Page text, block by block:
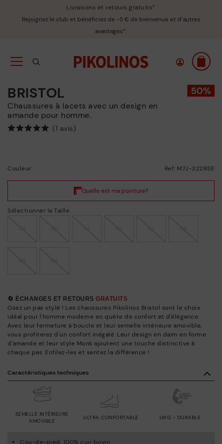
Livraisons et retours gratuits*
Rejoignez le club et bénéficiez de -5 € de bienvenue et d’autres
avantages*.
BRISTOL
Chaussures à lacets avec un design en
amande pour homme.
(1 avis)
Couleur: Ref: M7J-3229SE
Sélectionner la Taille
🔄 ÉCHANGES ET RETOURS GRATUITS
Osez un pas stylé ! Les chaussures Pikolinos Bristol sont le choix
idéal pour l'homme moderne en quête de confort et d'élégance.
Avec leur fermeture à boucle et leur semelle intérieure amovible,
vous profiterez d'un confort inégalé. Leur design en daim en forme
d'amande et leur style Monk ajoutent une touche distinctive à
chaque pas. Enfilez-les et sentez la différence !
Caractéristiques techniques
SEMELLE INTÉRIEURE
AMOVIBLE
ULTRA CONFORTABLE LWG - DURABLE
Cou-de-pied: 100% cuir bovin